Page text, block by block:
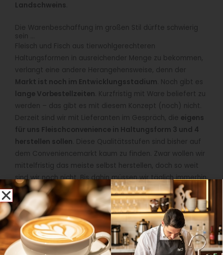
Landschweins
Die Warenbeschaffung im großen Stil dürfte schwierig
sein …
Fleisch und Fisch aus tierwohlgerechteren
Haltungsformen in ausreichender Menge zu bekommen,
verlangt eine andere Herangehensweise, denn der
Markt ist noch im Entwicklungsstadium . Noch gibt es
lange Vorbestellzeiten . Kurzfristig mit Ware beliefert zu
werden – das gibt es mit diesem Konzept (noch) nicht.
Derzeit sind wir mit Lieferanten im Gespräch, die eigens
für uns Fleischconvenience in Haltungsform 3 und 4
herstellen sollen . Diese Qualitätsstufen sind bisher auf
dem Conveniencemarkt kaum zu finden. Zwar wollen wir
mittelfristig das meiste selbst herstellen, doch so weit
sind wir noch nicht. Bis dahin müssen wir täglich immerhin
bis zu 10.000 Essen produzieren. Für die Köche bedeutet
das: Sie müssenvorausschauend ihren Speiseplan
entwickeln, der natürlich auch nicht so
weitergeschrieben werden konnte, wie bisher. Fleisch
und Fisch sind nun teurer im Einkauf, doch das
Mensagericht soll bezahlbar bleiben. Unser gesamtes